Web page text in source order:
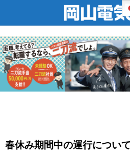
春休み期間中の運行について